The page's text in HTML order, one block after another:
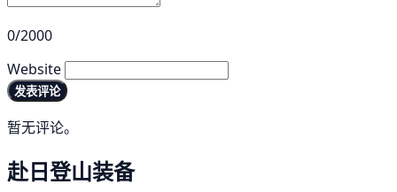
0/2000
Website
发表评论
暂无评论。
赴日登山装备